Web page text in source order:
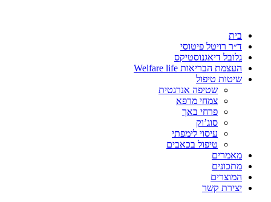
בית
ד״ר רויטל פיטוסי
גלובל דיאגנוסטיקס
העצמת הבריאות Welfare life
שיטות טיפול
שטיפה אנרגטית
צמחי מרפא
פרחי באך
סוג’וק
עיסוי לימפתי
טיפול בכאבים
מאמרים
מתכונים
המוצרים
יצירת קשר